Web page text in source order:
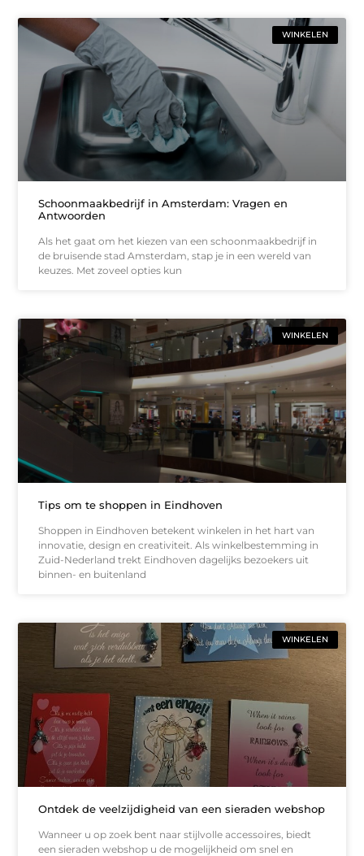
WINKELEN
Schoonmaakbedrijf in Amsterdam: Vragen en
Antwoorden
Als het gaat om het kiezen van een schoonmaakbedrijf in
de bruisende stad Amsterdam, stap je in een wereld van
keuzes. Met zoveel opties kun
WINKELEN
Tips om te shoppen in Eindhoven
Shoppen in Eindhoven betekent winkelen in het hart van
innovatie, design en creativiteit. Als winkelbestemming in
Zuid-Nederland trekt Eindhoven dagelijks bezoekers uit
binnen- en buitenland
WINKELEN
Ontdek de veelzijdigheid van een sieraden webshop
Wanneer u op zoek bent naar stijlvolle accessoires, biedt
een sieraden webshop u de mogelijkheid om snel en